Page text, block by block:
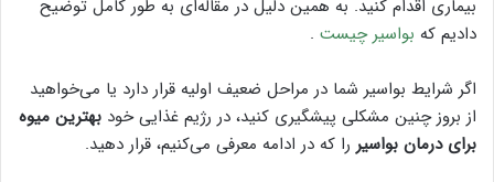
بیماری اقدام کنید. به همین دلیل در مقاله‌ای به طور کامل توضیح
دادیم که بواسیر چیست .
اگر شرایط بواسیر شما در مراحل ضعیف اولیه قرار دارد یا می‌خواهید
از بروز چنین مشکلی پیشگیری کنید، در رژیم غذایی خود بهترین میوه
برای درمان بواسیر را که در ادامه معرفی می‌کنیم، قرار دهید.